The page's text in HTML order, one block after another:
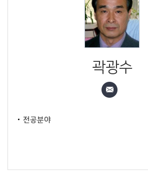
곽광수
전공분야